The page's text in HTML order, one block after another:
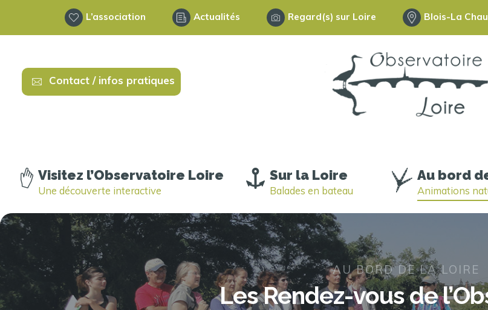
L’association Actualités Regard(s) sur Loire Blois-La
Contact / infos pratiques
Visitez l’Observatoire Loire
Une découverte interactive
Sur la Loire
Balades en bateau
Au bord
Animations
AU BORD DE LA LOIRE
Les Rendez-vous de